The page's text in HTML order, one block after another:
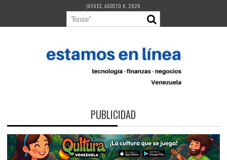
contenido
JUEVES, AGOSTO 6, 2026
PUBLICIDAD